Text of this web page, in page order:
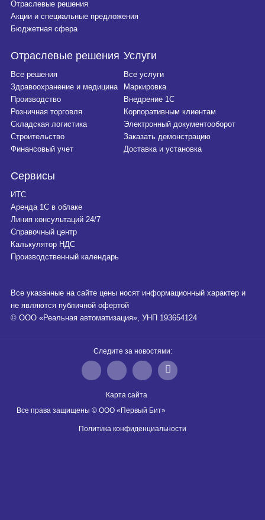
Отраслевые решения
Акции и специальные предложения
Бюджетная сфера
Отраслевые решения
Все решения
Здравоохранение и медицина
Производство
Розничная торговля
Складская логистика
Строительство
Финансовый учет
Услуги
Все услуги
Маркировка
Внедрение 1С
Корпоративным клиентам
Электронный документооборот
Заказать демонстрацию
Доставка и установка
Сервисы
ИТС
Аренда 1С в облаке
Линия консультаций 24/7
Справочный центр
Калькулятор НДС
Производственный календарь
Все указанные на сайте цены носят информационный характер и
не являются публичной офертой
© ООО «Реальная автоматизация», УНП 193654124
Следите за новостями:
Карта сайта
Все права защищены © ООО «Первый Бит»
Политика конфиденциальности